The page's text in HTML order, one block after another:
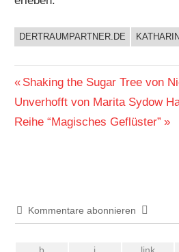
BUCHIGES
DERTRAUMPARTNER.DE
Vorheriger
Beitrag:
Shaking the Sugar Tree von
Nächster
Beitrag:
Unverhofft von Marita Sydow
Reihe “Magisches Geflüster”
Kommentare abonnieren